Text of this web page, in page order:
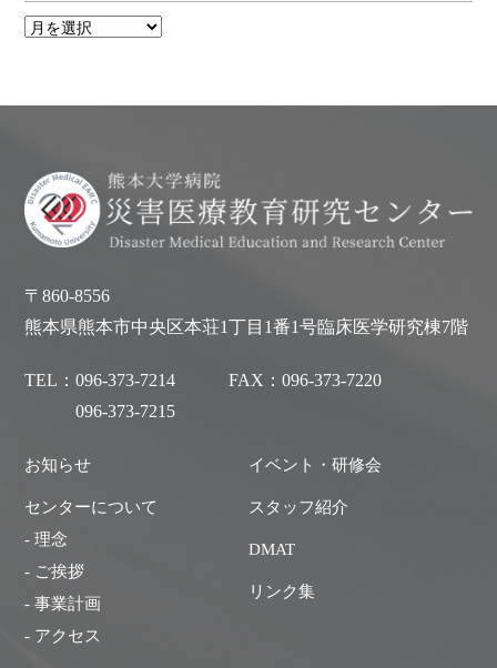
〒860-8556
熊本県熊本市中央区本荘1丁目1番1号臨床医学研究棟7階
TEL：096-373-7214
096-373-7215
FAX：096-373-7220
お知らせ
センターについて
- 理念
- ご挨拶
- 事業計画
- アクセス
イベント・研修会
スタッフ紹介
DMAT
リンク集